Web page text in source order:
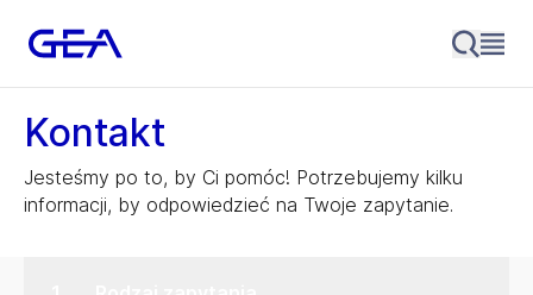
Kontakt
Jesteśmy po to, by Ci pomóc! Potrzebujemy kilku
informacji, by odpowiedzieć na Twoje zapytanie.